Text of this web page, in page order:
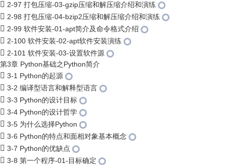
2-97 打包压缩-03-gzip压缩和解压缩介绍和演练
2-98 打包压缩-04-bzip2压缩和解压缩介绍和演练
2-99 软件安装-01-apt简介及命令格式介绍
2-100 软件安装-02-apt软件安装演练
2-101 软件安装-03-设置软件源
第3章 Python基础之Python简介
3-1 Python的起源
3-2 编译型语言和解释型语言
3-3 Python的设计目标
3-4 Python的设计哲学
3-5 为什么选择Python
3-6 Python的特点和面相对象基本概念
3-7 Python的优缺点
3-8 第一个程序-01-目标确定